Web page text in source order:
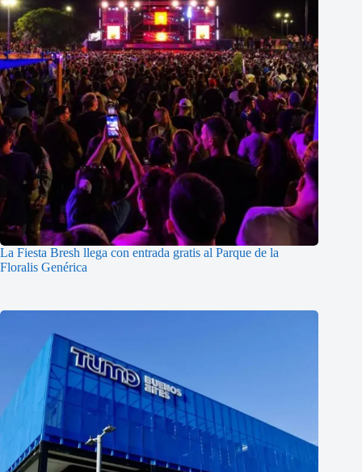
La Fiesta Bresh llega con entrada gratis al Parque de la
Floralis Genérica